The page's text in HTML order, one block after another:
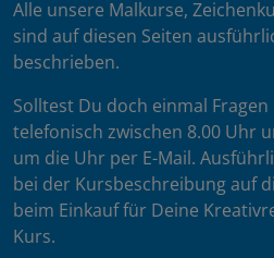
Alle unsere Malkurse,
sind auf diesen Seiten
beschrieben.
Solltest Du doch einmal
telefonisch zwischen 8.00 Uhr
um die Uhr per E-Mail.
bei der Kursbeschreibung auf
beim Einkauf für Deine
Kurs.